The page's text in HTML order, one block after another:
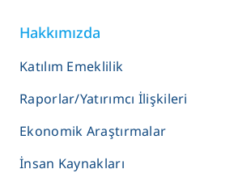
Hakkımızda
Katılım Emeklilik
Raporlar/Yatırımcı İlişkileri
Ekonomik Araştırmalar
İnsan Kaynakları